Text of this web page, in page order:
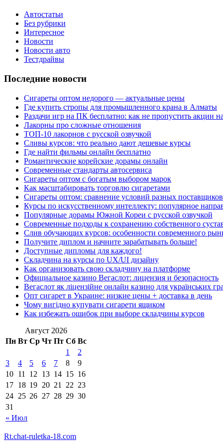
Автостатьи
Без рубрики
Интересное
Новости
Новости авто
Тестдрайвы
Последние новости
Сигареты оптом недорого — актуальные цены
Где купить стропы для промышленного крана в Алматы
Раздачи игр на ПК бесплатно: как не пропустить акции
Лакорны про сложные отношения
ТОП-10 лакорнов с русской озвучкой
Сливы курсов: что реально дают дешевые курсы
Где найти фильмы онлайн бесплатно
Романтические корейские дорамы онлайн
Современные стандарты автосервиса
Сигареты оптом с богатым выбором марок
Как масштабировать торговлю сигаретами
Сигареты оптом: сравнение условий разных поставщиков
Курсы по искусственному интеллекту: популярное
Популярные дорамы Южной Кореи с русской озвучкой
Современные подходы к сохранению собственного
Слив обучающих курсов: особенности современного
Получите диплом и начните зарабатывать больше!
Доступные дипломы для каждого!
Складчина на курсы по UX/UI дизайну
Как организовать свою складчину на платформе
Официальное казино Вегаслот: лицензия и безопасность
Вегаслот як ліцензійне онлайн казино для українських
Опт сигарет в Украине: низкие цены + доставка в день
Чому вигідно купувати сигарети ящиком
Как избежать ошибок при выборе складчины курсов
Август 2026
Пн Вт Ср Чт Пт Сб Вс
« Июл
1
2
3
4 5 6 7 8
9
10 11 12 13 14 15 16
17 18 19 20 21 22 23
24 25 26 27 28 29 30
31
Rt.chat-ruletka-18.com